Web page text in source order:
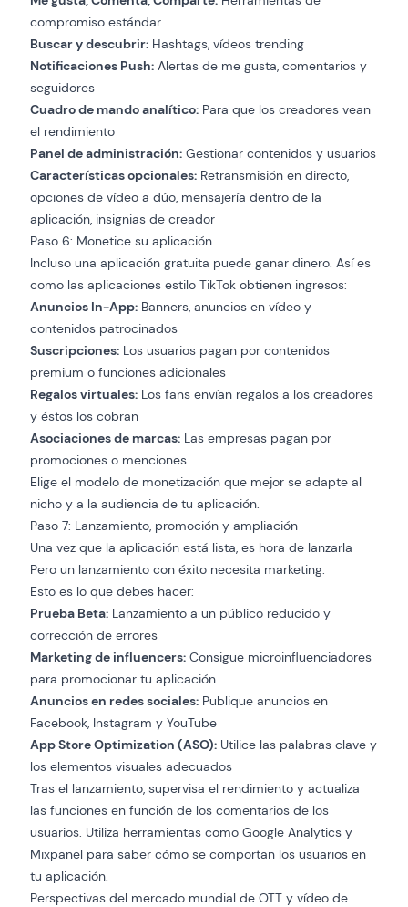
compromiso estándar
Buscar y descubrir: Hashtags, vídeos trending
Notificaciones Push: Alertas de me gusta, comentarios y
seguidores
Cuadro de mando analítico: Para que los creadores vean
el rendimiento
Panel de administración: Gestionar contenidos y usuarios
Características opcionales: Retransmisión en directo,
opciones de vídeo a dúo, mensajería dentro de la
aplicación, insignias de creador
Paso 6: Monetice su aplicación
Incluso una aplicación gratuita puede ganar dinero. Así es
como las aplicaciones estilo TikTok obtienen ingresos:
Anuncios In-App: Banners, anuncios en vídeo y
contenidos patrocinados
Suscripciones: Los usuarios pagan por contenidos
premium o funciones adicionales
Regalos virtuales: Los fans envían regalos a los creadores
y éstos los cobran
Asociaciones de marcas: Las empresas pagan por
promociones o menciones
Elige el modelo de monetización que mejor se adapte al
nicho y a la audiencia de tu aplicación.
Paso 7: Lanzamiento, promoción y ampliación
Una vez que la aplicación está lista, es hora de lanzarla
Pero un lanzamiento con éxito necesita marketing.
Esto es lo que debes hacer:
Prueba Beta: Lanzamiento a un público reducido y
corrección de errores
Marketing de influencers: Consigue microinfluenciadores
para promocionar tu aplicación
Anuncios en redes sociales: Publique anuncios en
Facebook, Instagram y YouTube
App Store Optimization (ASO): Utilice las palabras clave y
los elementos visuales adecuados
Tras el lanzamiento, supervisa el rendimiento y actualiza
las funciones en función de los comentarios de los
usuarios. Utiliza herramientas como Google Analytics y
Mixpanel para saber cómo se comportan los usuarios en
tu aplicación.
Perspectivas del mercado mundial de OTT y vídeo de